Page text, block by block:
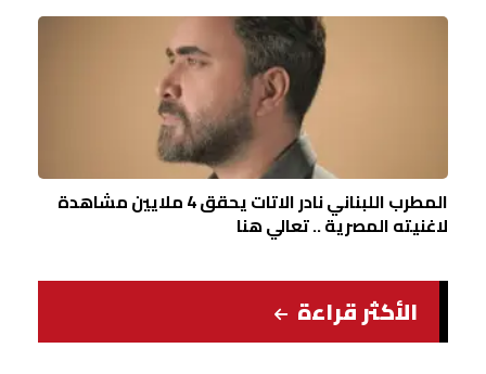
المطرب اللبناني نادر الاتات يحقق 4 ملايين مشاهدة
لاغنيته المصرية .. تعالي هنا
الأكثر قراءة